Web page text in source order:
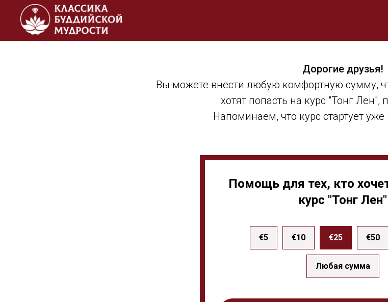
Дорогие друзья!
Вы можете внести любую комфортную сумму,
хотят попасть на курс "Тонг Лен",
Напоминаем, что курс стартует уже
Помощь для тех, кто
курс "Тонг Лен"
€5 €10 €25 €50
Любая сумма